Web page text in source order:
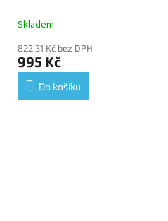
ModelKIT
Skladem
822,31 Kč bez DPH
995 Kč
Do košíku